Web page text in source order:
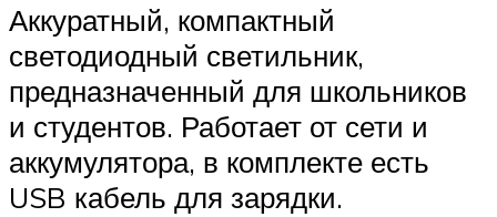
Аккуратный, компактный
светодиодный светильник,
предназначенный для школьников
и студентов. Работает от сети и
аккумулятора, в комплекте есть
USB кабель для зарядки.